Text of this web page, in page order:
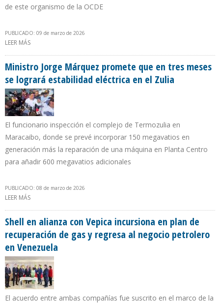
de este organismo de la OCDE
PUBLICADO: 09 de marzo de 2026
LEER MÁS
Ministro Jorge Márquez promete que en tres meses
se logrará estabilidad eléctrica en el Zulia
El funcionario inspección el complejo de Termozulia en
Maracaibo, donde se prevé incorporar 150 megavatios en
generación más la reparación de una máquina en Planta Centro
para añadir 600 megavatios adicionales
PUBLICADO: 08 de marzo de 2026
LEER MÁS
Shell en alianza con Vepica incursiona en plan de
recuperación de gas y regresa al negocio petrolero
en Venezuela
El acuerdo entre ambas compañías fue suscrito en el marco de la